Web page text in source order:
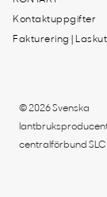
Kontaktuppgifter
Fakturering |
© 2026 Svenska
centralförbund SLC